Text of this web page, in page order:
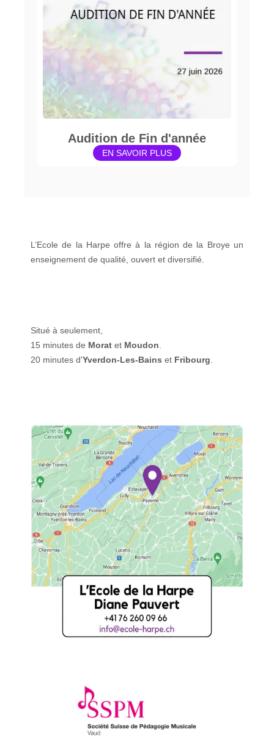
Audition de Fin d'année
EN SAVOIR PLUS
L’Ecole de la Harpe offre à la région de la Broye un
enseignement de qualité, ouvert et diversifié.
Situé à seulement,
15 minutes de Morat et Moudon
20 minutes d'Yverdon-Les-Bains et Fribourg